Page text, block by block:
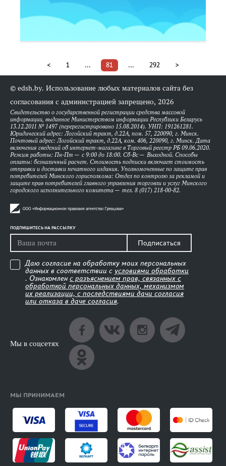
< 1 ... 81 ... 292 >
© edsh.by. Использование любых материалов сайта без
согласования с администрацией запрещено, 2026
Свидетельство о государственной регистрации средства массовой
информации, выданное Министерством информации Республики Беларусь
13.12.2011 № 1497 (перерегистрировано 15.08.2014). УНП: 191261281.
Юридический адрес: Логойский тракт, д.22А, пом. 57, 220090, г. Минск.
Почтовый адрес: Логойский тракт, д.22А, ком. 406, 220090, г. Минск. Дата
включения сведений об интернет-магазине в Торговый реестр РБ 09.06.2020.
Режим работы: Пн-Пт — с 9:00 до 18:00. Сб-Вс — Выходной. Способы
оплаты: безналичный расчет. Стоимость подписки включает стоимость
отправки и доставки печатного издания. Уполномоченные по защите прав
потребителей Минского горисполкома: Отдел по контролю за рекламой и
защите прав потребителей главного управления торговли и услуг Минского
городского исполнительного комитета — тел. 8 (017) 218-00-82.
ПОДПИШИТЕСЬ НА РАССЫЛКУ
Подписаться
Даю согласие на обработку моих персональных
данных в соответствии с условиями обработки
. Ознакомлен с разъяснением прав, связанных с
обработкой персональных данных, механизмом
их реализации, с последствиями дачи согласия
или отказа в даче согласия.
Мы в соцсетях
МЫ ПРИНИМАЕМ